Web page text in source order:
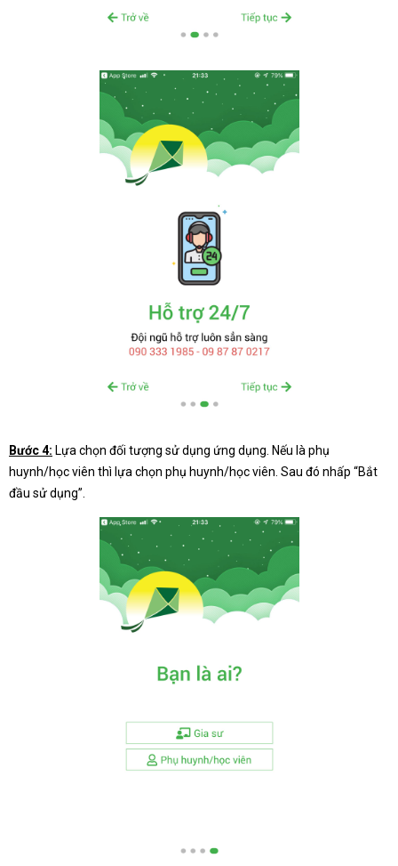
Bước 4: Lựa chọn đối tượng sử dụng ứng dụng. Nếu là phụ
huynh/học viên thì lựa chọn phụ huynh/học viên. Sau đó nhấp “Bắt
đầu sử dụng”.